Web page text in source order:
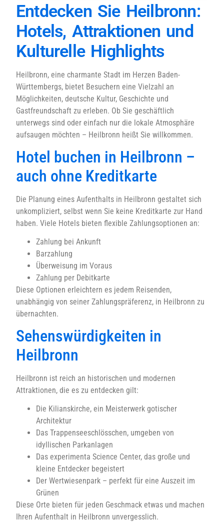
Entdecken Sie Heilbronn:
Hotels, Attraktionen und
Kulturelle Highlights
Heilbronn, eine charmante Stadt im Herzen Baden-
Württembergs, bietet Besuchern eine Vielzahl an
Möglichkeiten, deutsche Kultur, Geschichte und
Gastfreundschaft zu erleben. Ob Sie geschäftlich
unterwegs sind oder einfach nur die lokale Atmosphäre
aufsaugen möchten – Heilbronn heißt Sie willkommen.
Hotel buchen in Heilbronn –
auch ohne Kreditkarte
Die Planung eines Aufenthalts in Heilbronn gestaltet sich
unkompliziert, selbst wenn Sie keine Kreditkarte zur Hand
haben. Viele Hotels bieten flexible Zahlungsoptionen an:
Zahlung bei Ankunft
Barzahlung
Überweisung im Voraus
Zahlung per Debitkarte
Diese Optionen erleichtern es jedem Reisenden,
unabhängig von seiner Zahlungspräferenz, in Heilbronn zu
übernachten.
Sehenswürdigkeiten in
Heilbronn
Heilbronn ist reich an historischen und modernen
Attraktionen, die es zu entdecken gilt:
Die Kilianskirche, ein Meisterwerk gotischer
Architektur
Das Trappenseeschlösschen, umgeben von
idyllischen Parkanlagen
Das experimenta Science Center, das große und
kleine Entdecker begeistert
Der Wertwiesenpark – perfekt für eine Auszeit im
Grünen
Diese Orte bieten für jeden Geschmack etwas und machen
Ihren Aufenthalt in Heilbronn unvergesslich.